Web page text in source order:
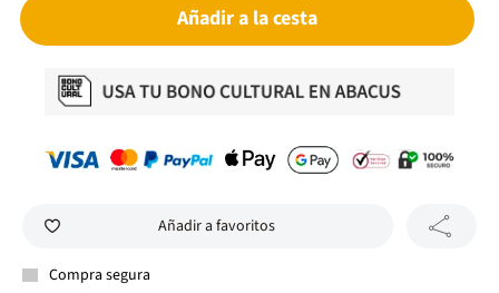
Añadir a la cesta
Añadir a favoritos
Compra segura